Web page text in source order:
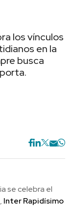
los vínculos
en la
busca
se celebra el
Inter Rapidísimo